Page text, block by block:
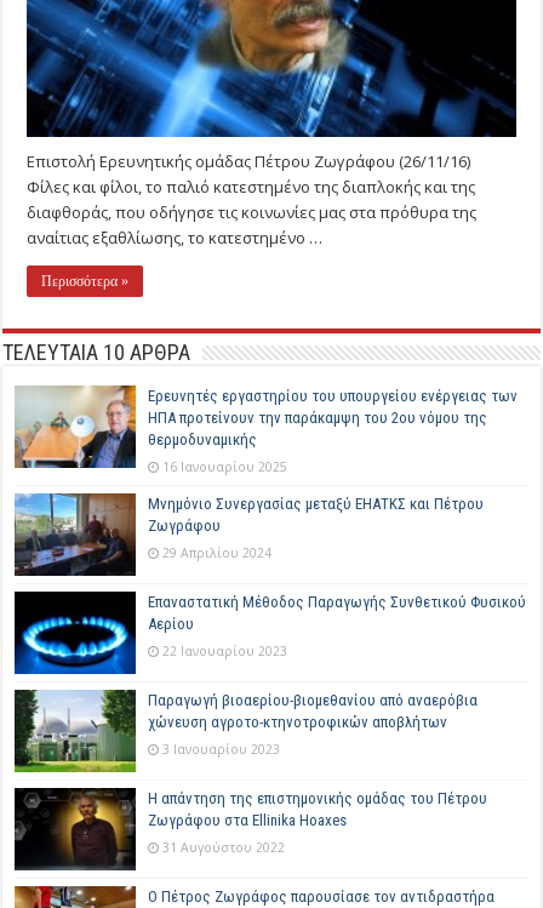
Επιστολή Ερευνητικής ομάδας Πέτρου Ζωγράφου (26/11/16)
Φίλες και φίλοι, το παλιό κατεστημένο της διαπλοκής και της
διαφθοράς, που οδήγησε τις κοινωνίες μας στα πρόθυρα της
αναίτιας εξαθλίωσης, το κατεστημένο …
Περισσότερα »
ΤΕΛΕΥΤΑΙΑ 10 ΑΡΘΡΑ
Ερευνητές εργαστηρίου του υπουργείου ενέργειας των
ΗΠΑ προτείνουν την παράκαμψη του 2ου νόμου της
θερμοδυναμικής
16 Ιανουαρίου 2025
Μνημόνιο Συνεργασίας μεταξύ ΕΗΑΤΚΣ και Πέτρου
Ζωγράφου
29 Απριλίου 2024
Επαναστατική Μέθοδος Παραγωγής Συνθετικού Φυσικού
Αερίου
22 Ιανουαρίου 2023
Παραγωγή βιοαερίου-βιομεθανίου από αναερόβια
χώνευση αγροτο-κτηνοτροφικών αποβλήτων
3 Ιανουαρίου 2023
Η απάντηση της επιστημονικής ομάδας του Πέτρου
Ζωγράφου στα Ellinika Hoaxes
31 Αυγούστου 2022
Ο Πέτρος Ζωγράφος παρουσίασε τον αντιδραστήρα